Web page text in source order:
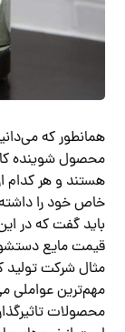
همانطور که
محصول شوینده
هستند و هر کدام
خاص خود را
باید گفت که در
قیمت مایع
مثال شرکت تولید
مهم‌ترین عواملی
محصولات